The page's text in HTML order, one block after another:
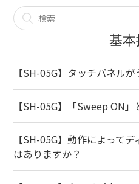
基
【SH-05G】タッチパネル
【SH-05G】「Sweep ON」
【SH-05G】動作によって
はありますか？